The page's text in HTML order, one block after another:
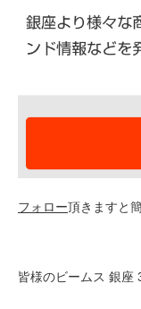
フォロー頂きますと
皆様のビームス 銀座